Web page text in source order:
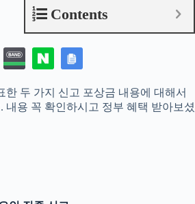
Contents
한 두 가지 신고 포상금 내용에 대해서
내용 꼭 확인하시고 정부 혜택 받아보셨